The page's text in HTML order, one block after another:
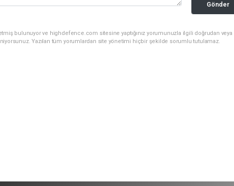
Gönder
bulunuyor ve highdefence.com sitesine yaptığınız yorumunuzla ilgili doğrudan veya
Yazılan tüm yorumlardan site yönetimi hiçbir şekilde sorumlu tutulamaz.